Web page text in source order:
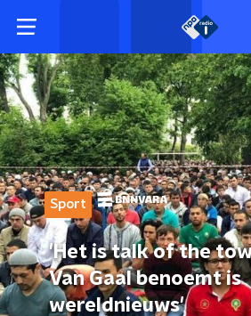
Sport
'Het is talk of the
Van Gaal benoemt is
wereldnieuws'